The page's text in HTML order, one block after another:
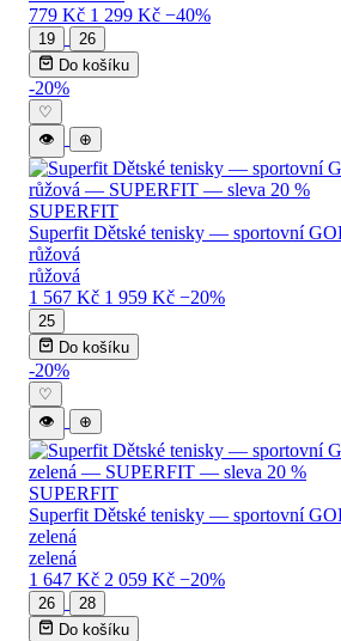
779 Kč 1 299 Kč −40%
19
26
Do košíku
-20%
♡
👁
⊕
SUPERFIT
Superfit Dětské tenisky — sportovní
růžová
růžová
1 567 Kč 1 959 Kč −20%
25
Do košíku
-20%
♡
👁
⊕
SUPERFIT
Superfit Dětské tenisky — sportovní
zelená
zelená
1 647 Kč 2 059 Kč −20%
26
28
Do košíku